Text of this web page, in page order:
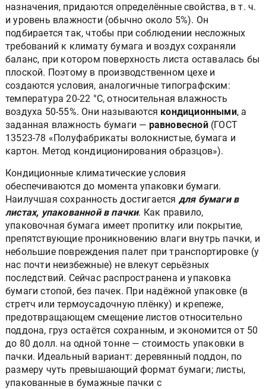
назначения, придаются определённые свойства, в т. ч.
и уровень влажности (обычно около 5%). Он
подбирается так, чтобы при соблюдении несложных
требований к климату бумага и воздух сохраняли
баланс, при котором поверхность листа оставалась бы
плоской. Поэтому в производственном цехе и
создаются условия, аналогичные типографским:
температура 20-22 °С, относительная влажность
воздуха 50-55%. Они называются кондиционными, а
заданная влажность бумаги — равновесной (ГОСТ
13523-78 «Полуфабрикаты волокнистые, бумага и
картон. Метод кондиционирования образцов»).
Кондиционные климатические условия
обеспечиваются до момента упаковки бумаги.
Наилучшая сохранность достигается для бумаги в
листах, упакованной в пачки. Как правило,
упаковочная бумага имеет пропитку или покрытие,
препятствующие проникновению влаги внутрь пачки, и
небольшие повреждения палет при транспортировке (у
нас почти неизбежные) не влекут серьёзных
последствий. Сейчас распространена и упаковка
бумаги стопой, без пачек. При надёжной упаковке (в
стретч или термоусадочную плёнку) и крепеже,
предотвращающем смещение листов относительно
поддона, груз остаётся сохранным, и экономится от 50
до 80 долл. на одной тонне — стоимость упаковки в
пачки. Идеальный вариант: деревянный поддон, по
размеру чуть превышающий формат бумаги; листы,
упакованные в бумажные пачки с